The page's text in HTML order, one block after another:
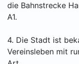
die Bahnstrecke
A1.
4. Die Stadt ist
Vereinsleben mit